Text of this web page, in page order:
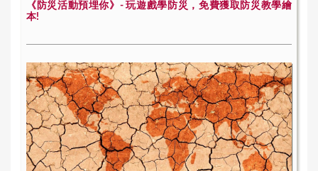
《防災活動預埋你》- 玩遊戲學防災，免費獲取防災教學繪
本!